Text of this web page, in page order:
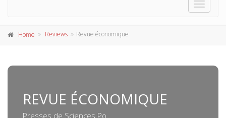
Toggle
Home Reviews Revue économique
REVUE ÉCONOMIQUE
Presses de Sciences Po